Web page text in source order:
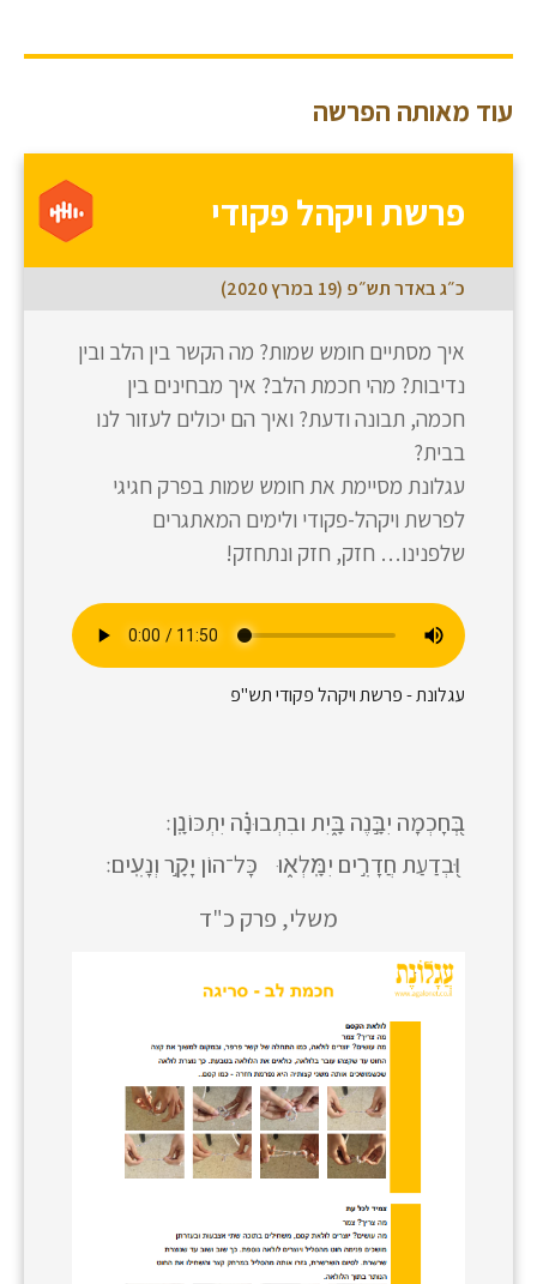
עוד מאותה הפרשה
פרשת ויקהל פקודי
כ״ג באדר תש״פ (19 במרץ 2020)
איך מסתיים חומש שמות? מה הקשר בין הלב ובין
נדיבות? מהי חכמת הלב? איך מבחינים בין
חכמה, תבונה ודעת? ואיך הם יכולים לעזור לנו
בבית?
עגלונת מסיימת את חומש שמות בפרק חגיגי
לפרשת ויקהל-פקודי ולימים המאתגרים
שלפנינו… חזק, חזק ונתחזק!
עגלונת - פרשת ויקהל פקודי תש"פ
בְּ֭חָכְמָה יִבָּ֣נֶה בָּ֑יִת ובִתְבוּנָ֗ה יִתְכּוֹנָֽן׃
וּ֭בְדַעַת חֲדָרִ֣ים יִמָּֽלְא֑וּ כָּל־הוֹן יָקָ֣ר וְנָעִֽים׃
משלי, פרק כ"ד